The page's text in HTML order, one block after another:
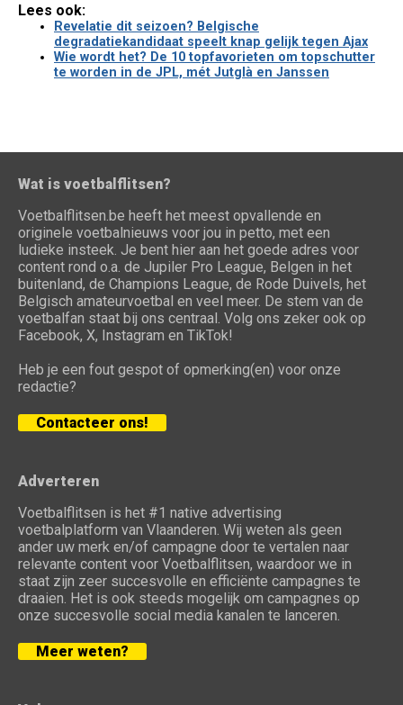
Lees ook:
Revelatie dit seizoen? Belgische
degradatiekandidaat speelt knap gelijk tegen Ajax
Wie wordt het? De 10 topfavorieten om topschutter
te worden in de JPL, mét Jutglà en Janssen
Wat is voetbalflitsen?
Voetbalflitsen.be heeft het meest opvallende en
originele voetbalnieuws voor jou in petto, met een
ludieke insteek. Je bent hier aan het goede adres voor
content rond o.a. de Jupiler Pro League, Belgen in het
buitenland, de Champions League, de Rode Duivels, het
Belgisch amateurvoetbal en veel meer. De stem van de
voetbalfan staat bij ons centraal. Volg ons zeker ook op
Facebook, X, Instagram en TikTok!
Heb je een fout gespot of opmerking(en) voor onze
redactie?
Contacteer ons!
Adverteren
Voetbalflitsen is het #1 native advertising
voetbalplatform van Vlaanderen. Wij weten als geen
ander uw merk en/of campagne door te vertalen naar
relevante content voor Voetbalflitsen, waardoor we in
staat zijn zeer succesvolle en efficiënte campagnes te
draaien. Het is ook steeds mogelijk om campagnes op
onze succesvolle social media kanalen te lanceren.
Meer weten?